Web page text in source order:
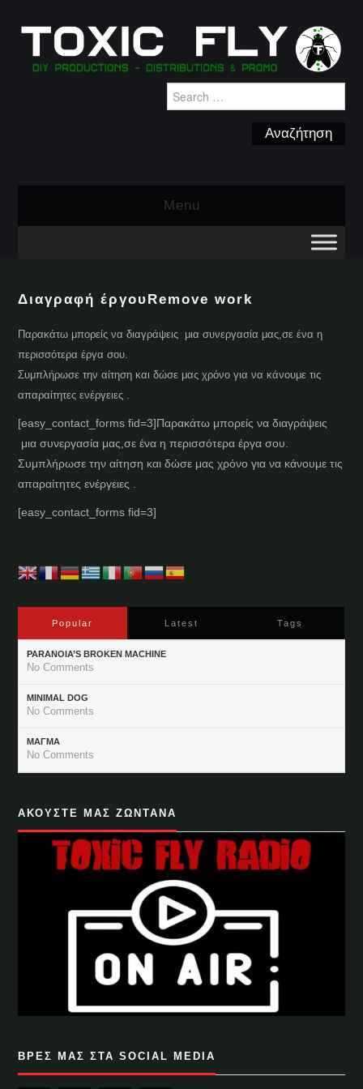
Search
Menu
Διαγραφή έργουRemove work
Παρακάτω μπορείς να διαγράψεις μια συνεργασία μας,σε ένα η
περισσότερα έργα σου.
Συμπλήρωσε την αίτηση και δώσε μας χρόνο για να κάνουμε τις
απαραίτητες ενέργειες .
[easy_contact_forms fid=3]Παρακάτω μπορείς να διαγράψεις
μια συνεργασία μας,σε ένα η περισσότερα έργα σου.
Συμπλήρωσε την αίτηση και δώσε μας χρόνο για να κάνουμε τις
απαραίτητες ενέργειες .
[easy_contact_forms fid=3]
Popular Latest Tags
PARANOIA’S BROKEN MACHINE
No Comments
MINIMAL DOG
No Comments
ΜΑΓΜΑ
No Comments
ΑΚΟΥΣΤΕ ΜΑΣ ΖΩΝΤΑΝΑ
ΒΡΕΣ ΜΑΣ ΣΤΑ SOCIAL MEDIA